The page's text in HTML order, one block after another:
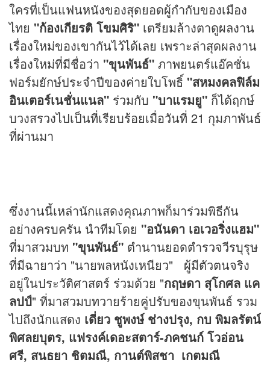
ใครที่เป็นแฟนหนังของสุดยอดผู้กำกับของเมือง
ไทย "ก้องเกียรติ โขมศิริ" เตรียมล้างตาดูผลงาน
เรื่องใหม่ของเขากันไว้ได้เลย เพราะล่าสุดผลงาน
เรื่องใหม่ที่มีชื่อว่า "ขุนพันธ์" ภาพยนตร์แอ๊คชั่น
ฟอร์มยักษ์ประจำปีของค่ายใบโพธิ์ "สหมงคลฟิล์ม
อินเตอร์เนชั่นแนล" ร่วมกับ "บาแรมยู" ก็ได้ฤกษ์
บวงสรวงไปเป็นที่เรียบร้อยเมื่อวันที่ 21 กุมภาพันธ์
ที่ผ่านมา
ซึ่งงานนี้เหล่านักแสดงคุณภาพก็มาร่วมพิธีกัน
อย่างครบครัน นำทีมโดย "อนันดา เอเวอริ่งแฮม"
ที่มาสวมบท "ขุนพันธ์" ตำนานยอดตำรวจวีรบุรุษ
ที่มีฉายาว่า "นายพลหนังเหนียว" ผู้มีตัวตนจริง
อยู่ในประวัติศาสตร์ ร่วมด้วย "กฤษดา สุโกศล แค
ลปป์" ที่มาสวมบทวายร้ายคู่ปรับของขุนพันธ์ รวม
ไปถึงนักแสดง เดี่ยว ชูพงษ์ ช่างปรุง, กบ พิมลรัตน์
พิศลยบุตร, แฟรงค์เดอะสตาร์-ภคชนก์ โวอ่อน
ศรี, สนธยา ชิตมณี, กานต์พิสชา เกตมณี